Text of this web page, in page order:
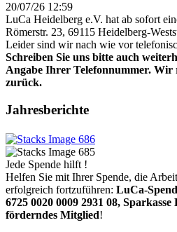
20/07/26 12:59
LuCa Heidelberg e.V. hat ab sofort
Römerstr. 23, 69115 Heidelberg-
Leider sind wir nach wie vor
Schreiben Sie uns bitte auch
Angabe Ihrer Telefonnummer. Wir
zurück.
Jahresberichte
Jede Spende hilft !
Helfen Sie mit Ihrer Spende, die
erfolgreich fortzuführen: LuCa-
6725 0020 0009 2931 08, Sparkasse
förderndes Mitglied!